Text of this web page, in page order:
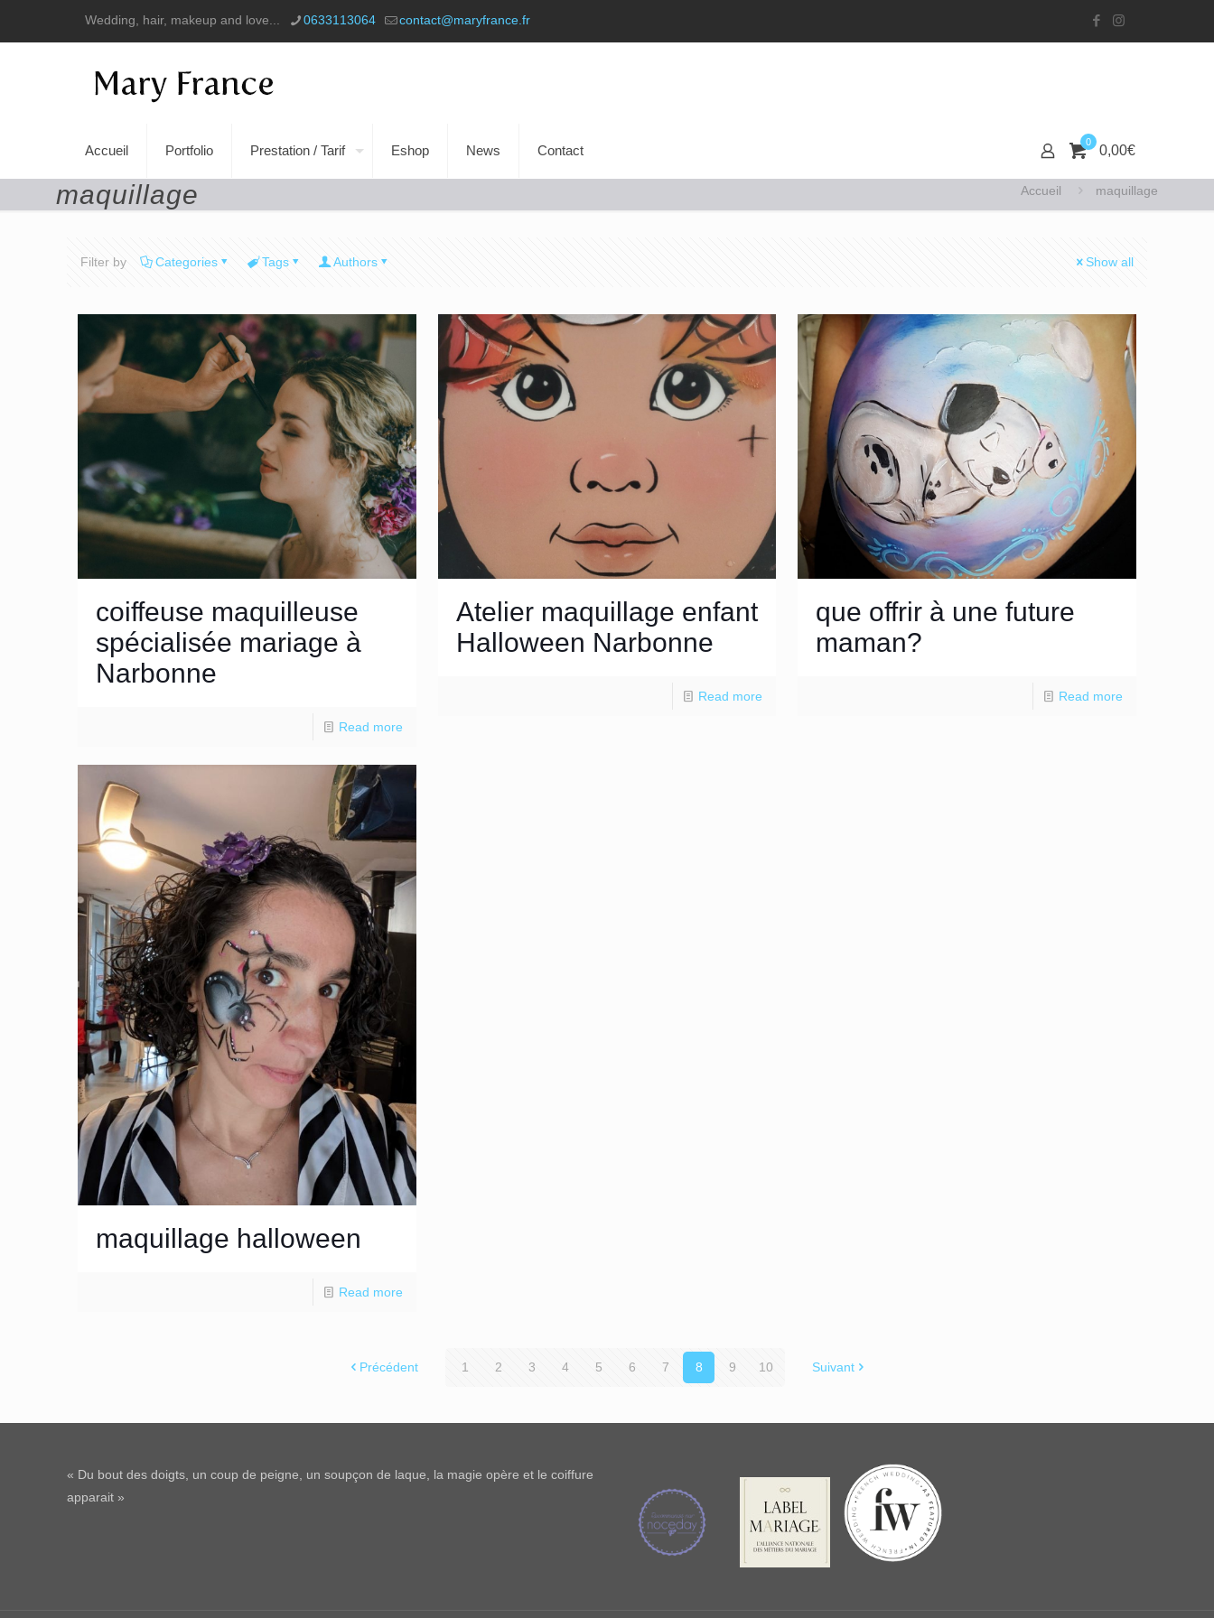
Wedding, hair, makeup and love... 0633113064 contact@maryfrance.fr
Accueil Portfolio Prestation / Tarif Eshop News Contact
0
0,00€
maquillage Accueil maquillage
Filter by Categories Tags Authors Show all
coiffeuse maquilleuse
spécialisée mariage à
Narbonne
Read more
Atelier maquillage enfant
Halloween Narbonne
Read more
que offrir à une future
maman?
Read more
maquillage halloween
Read more
Précédent 1 2 3 4 5 6 7 8 9 10 Suivant
« Du bout des doigts, un coup de peigne, un soupçon de laque, la magie opère et le coiffure
apparait »